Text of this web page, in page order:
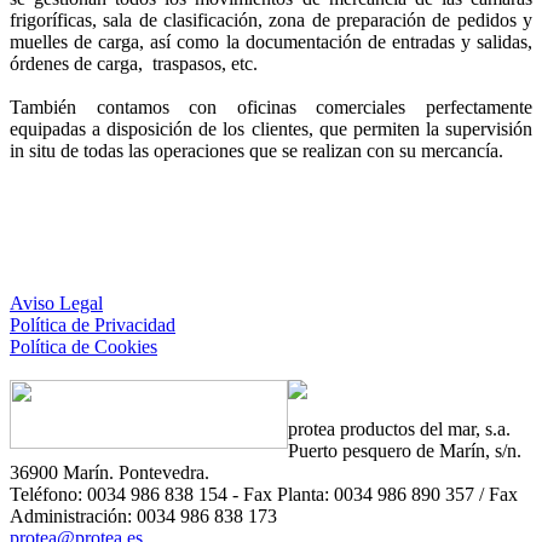
frigoríficas, sala de clasificación, zona de preparación de pedidos y
muelles de carga, así como la documentación de entradas y salidas,
órdenes de carga, traspasos, etc.
También contamos con oficinas comerciales perfectamente
equipadas a disposición de los clientes, que permiten la supervisión
in situ de todas las operaciones que se realizan con su mercancía.
Aviso Legal
Política de Privacidad
Política de Cookies
protea productos del mar, s.a.
Puerto pesquero de Marín, s/n.
36900 Marín. Pontevedra.
Teléfono: 0034 986 838 154 - Fax Planta: 0034 986 890 357 / Fax
Administración: 0034 986 838 173
protea@protea.es